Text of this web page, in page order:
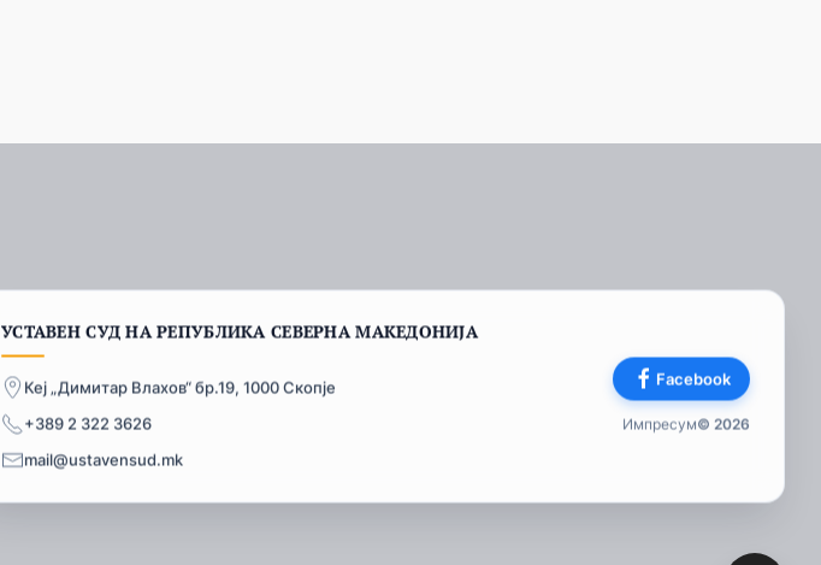
УСТАВЕН СУД НА РЕПУБЛИКА СЕВЕРНА МАКЕДОНИЈА
Кеј „Димитар Влахов“ бр.19, 1000 Скопје
+389 2 322 3626
mail@ustavensud.mk
Facebook
Импресум© 2026